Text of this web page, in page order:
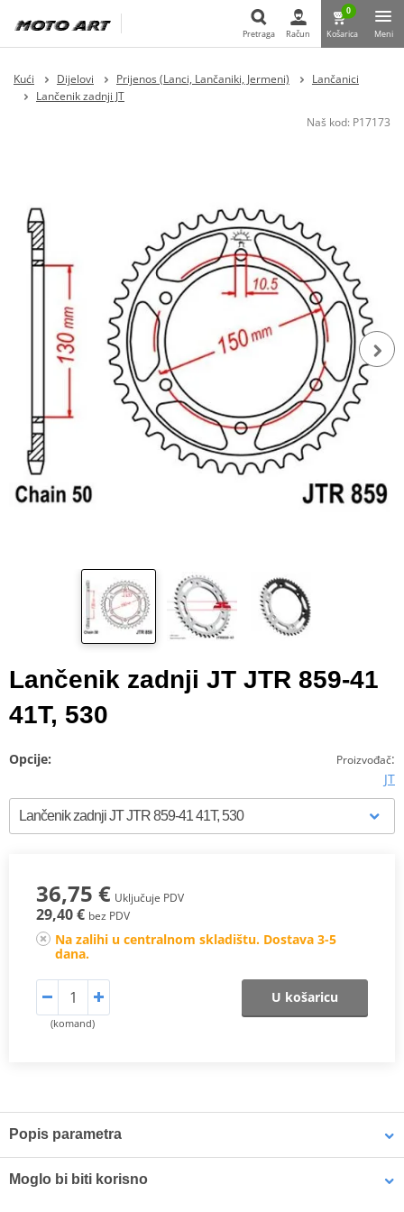
Pretraga
Pretraga Račun
0
Košarica Meni
Kući Dijelovi Prijenos (Lanci, Lančaniki, Jermeni)
Lančanici
Lančenik zadnji JT
Naš kod: P17173
Lančenik zadnji JT JTR 859-41
41T, 530
Proizvođač:
JT
Opcije:
36,75 € Uključuje PDV
29,40 € bez PDV
Na zalihi u centralnom skladištu. Dostava 3-5
dana.
(komand)
U košaricu
Popis parametra
grade of C49 high carbon steel. The JT Steel Sprockets range now
Moglo bi biti korisno